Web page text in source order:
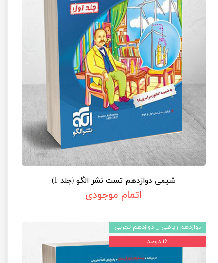
شیمی دوازدهم تست نشر الگو (جلد 1)
اتمام موجودی
دوازدهم ریاضی _ دوازدهم تجربی
۱۶ درصد